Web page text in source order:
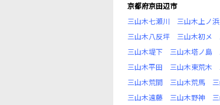
京都府京田辺市
三山木七瀬川
三山木上ノ浜
三山木八反坪
三山木初メ
三山木堤下
三山木塔ノ島
三山木平田
三山木東荒木
三山木荒間
三山木荒馬
三山木遠藤
三山木野神